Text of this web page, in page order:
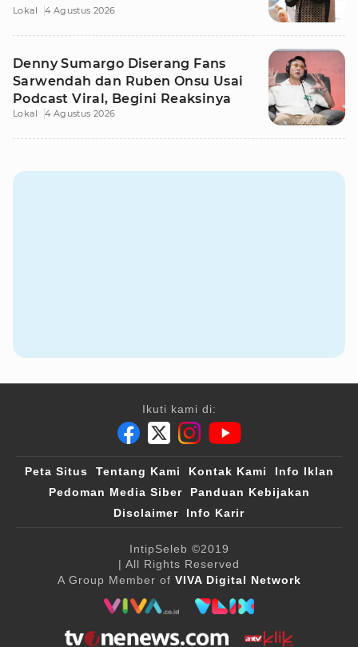
Lokal 4 Agustus 2026
Denny Sumargo Diserang Fans
Sarwendah dan Ruben Onsu Usai
Podcast Viral, Begini Reaksinya
Lokal 4 Agustus 2026
Ikuti kami di:
Peta Situs Tentang Kami Kontak Kami
Info Iklan
Pedoman Media Siber
Panduan Kebijakan
Disclaimer
Info Karir
IntipSeleb ©2019
| All Rights Reserved
A Group Member of VIVA Digital Network